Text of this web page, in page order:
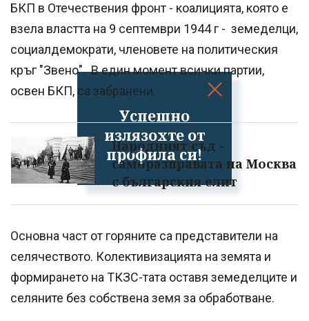
Успешно
излязохте от
профила си!
БКП в Отечествения фронт - коалицията, която е
взела властта на 9 септември 1944 г - земеделци,
социалдемократи, членовете на политическия
кръг "Звено". В един момент всички партии,
освен БКП, са забранени.
Народният съд -
саморазправата на Москва
с българския елит
Основна част от горяните са представители на
селячеството. Колективизацията на земята и
формирането на ТКЗС-тата оставя земеделците и
селяните без собствена земя за обработване.